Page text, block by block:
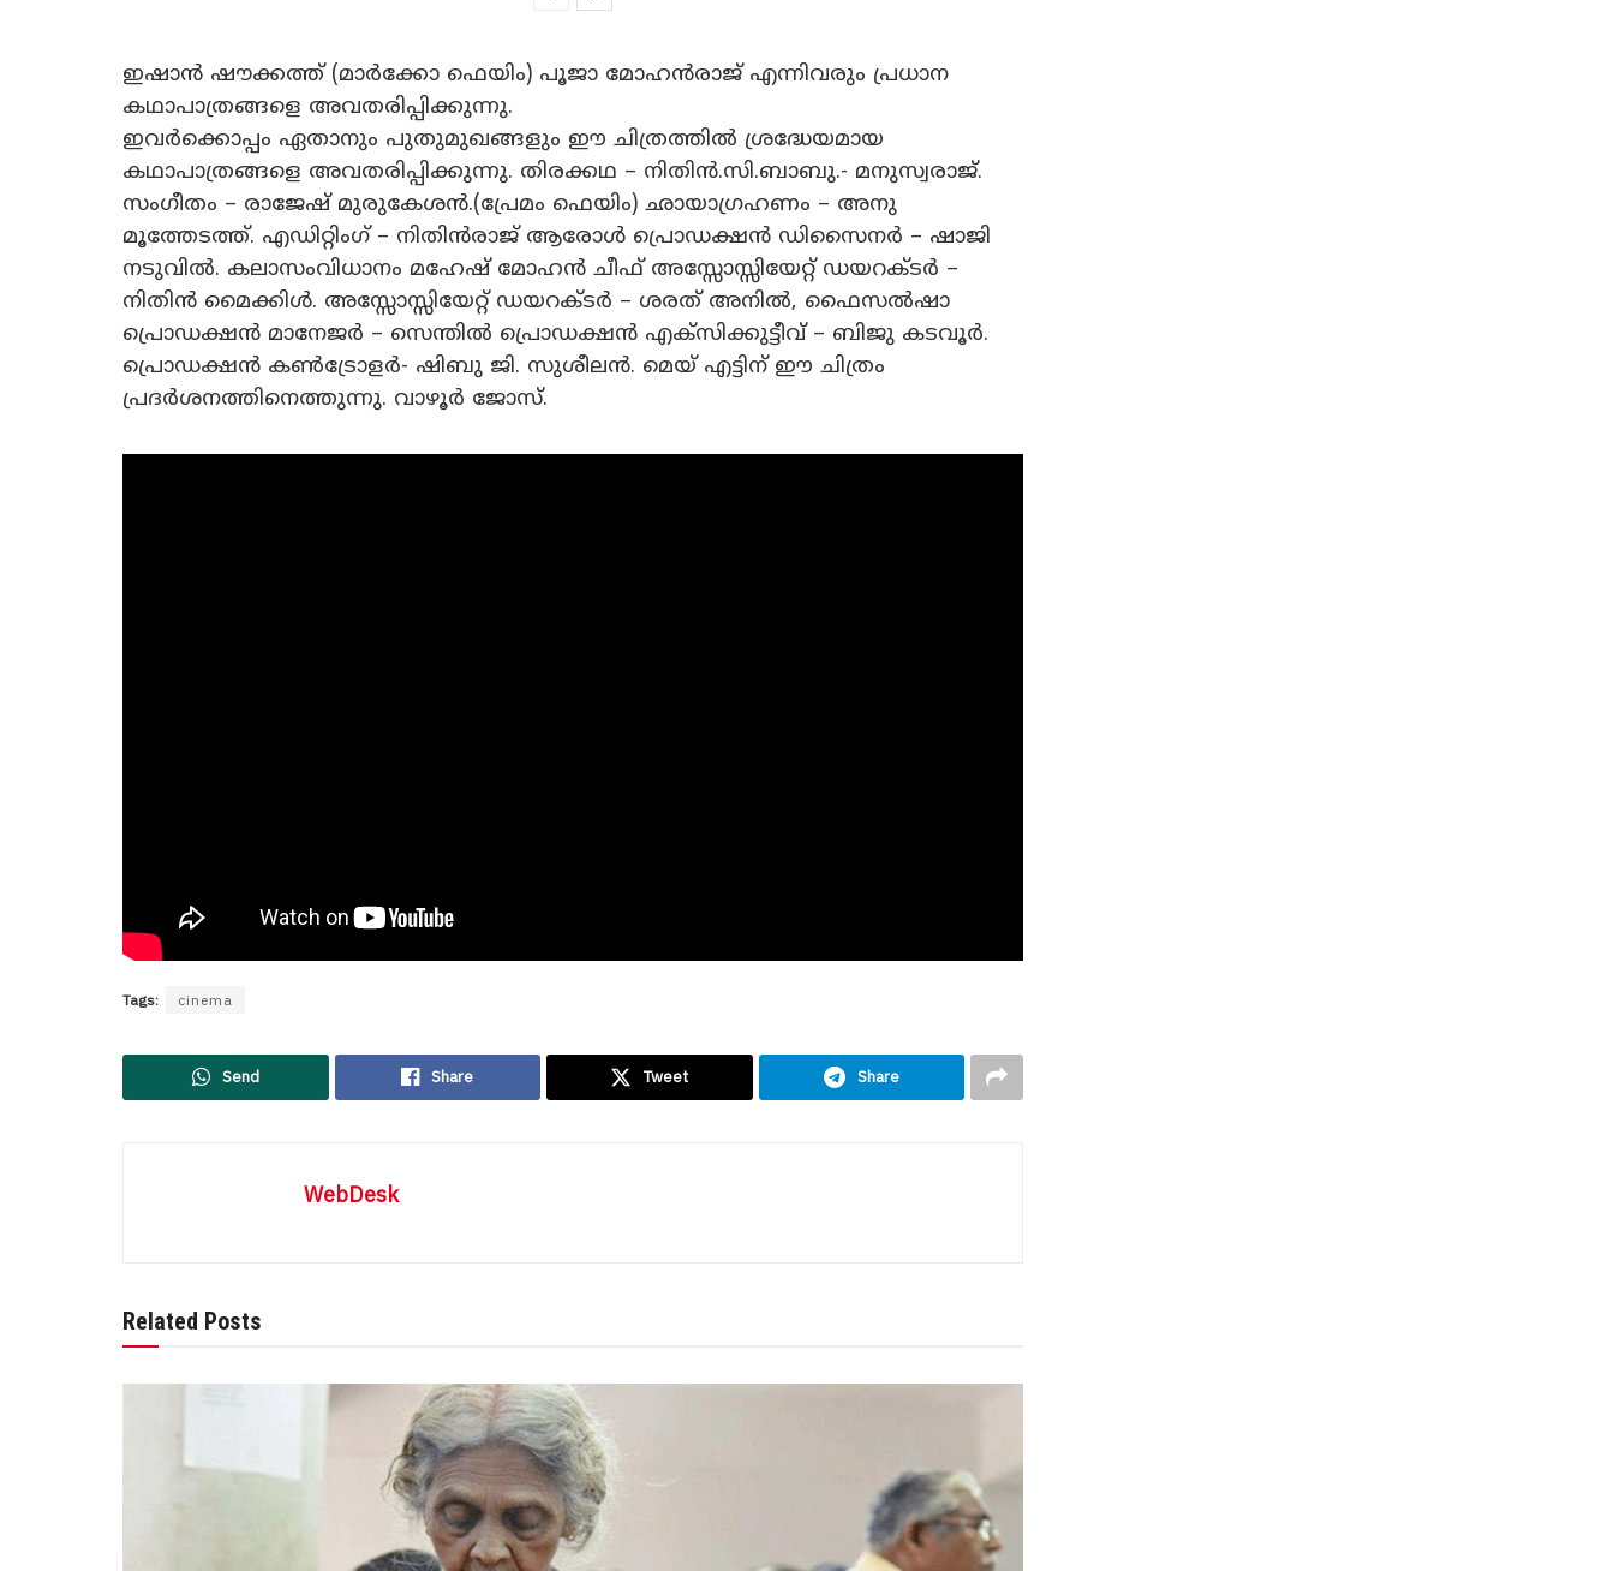
ഇഷാൻ ഷൗക്കത്ത് (മാർക്കോ ഫെയിം) പൂജാ മോഹൻരാജ് എന്നിവരും പ്രധാന
കഥാപാത്രങ്ങളെ അവതരിപ്പിക്കുന്നു.
ഇവർക്കൊപ്പം ഏതാനും പുതുമുഖങ്ങളും ഈ ചിത്രത്തിൽ ശ്രദ്ധേയമായ
കഥാപാത്രങ്ങളെ അവതരിപ്പിക്കുന്നു. തിരക്കഥ – നിതിൻ.സി.ബാബു.- മനുസ്വരാജ്.
സംഗീതം – രാജേഷ് മുരുകേശൻ.(പ്രേമം ഫെയിം) ഛായാഗ്രഹണം – അനു
മൂത്തേടത്ത്. എഡിറ്റിംഗ് – നിതിൻരാജ് ആരോൾ പ്രൊഡക്ഷൻ ഡിസൈനർ – ഷാജി
നടുവിൽ. കലാസംവിധാനം മഹേഷ് മോഹൻ ചീഫ് അസ്സോസ്സിയേറ്റ് ഡയറക്ടർ –
നിതിൻ മൈക്കിൾ. അസ്സോസ്സിയേറ്റ് ഡയറക്ടർ – ശരത് അനിൽ, ഫൈസൽഷാ
പ്രൊഡക്ഷൻ മാനേജർ – സെന്തിൽ പ്രൊഡക്ഷൻ എക്സിക്കുട്ടീവ് – ബിജു കടവൂർ.
പ്രൊഡക്ഷൻ കൺട്രോളർ- ഷിബു ജി. സുശീലൻ. മെയ് എട്ടിന് ഈ ചിത്രം
പ്രദർശനത്തിനെത്തുന്നു. വാഴൂർ ജോസ്.
Tags: cinema
Send Share Tweet Share
WebDesk
Related Posts